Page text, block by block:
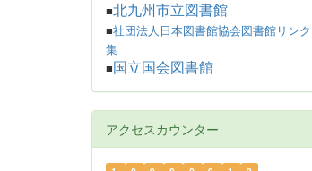
■北九州市立図書館
■社団法人日本図書館協会図書館リンク
集
■ 国立国会図書館
アクセスカウンター